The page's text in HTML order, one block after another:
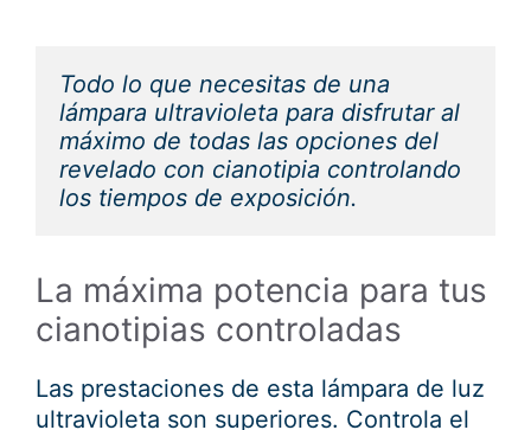
Todo lo que necesitas de una
lámpara ultravioleta para disfrutar al
máximo de todas las opciones del
revelado con cianotipia controlando
los tiempos de exposición.
La máxima potencia para tus
cianotipias controladas
Las prestaciones de esta lámpara de luz
ultravioleta son superiores. Controla el